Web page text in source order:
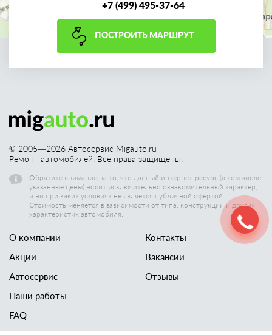
+7 (499) 495-37-64
ПОСТРОИТЬ МАРШРУТ
© 2005—2026 Автосервис Migauto.ru
Ремонт автомобилей. Все права защищены.
Обратите внимание на то, что данный интернет-ресурс (в том числе
указанные цены) носит исключительно ознакомительный характер,
и ни при каких условиях не является публичной офертой.
Стоимость меняется в зависимости от типа, конструкции и других
характеристик автомобиля.
О компании
Акции
Автосервис
Наши работы
Контакты
Вакансии
Отзывы
FAQ